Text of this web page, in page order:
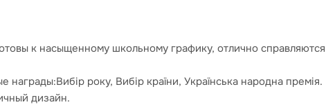
к насыщенному школьному графику, отлично справляются
року, Вибір країни, Українська народна премія.
дизайн.